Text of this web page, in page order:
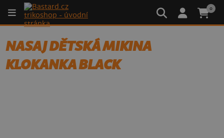
0
NASAJ DĚTSKÁ MIKINA
KLOKANKA BLACK